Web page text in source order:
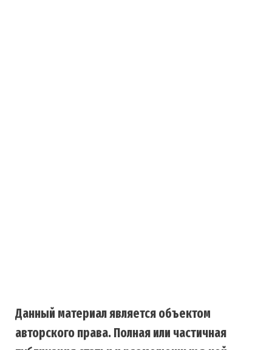
Данный материал является объектом
авторского права. Полная или частичная